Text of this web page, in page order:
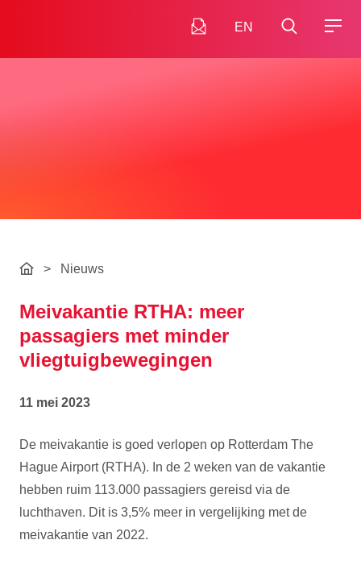
EN
> Nieuws
Meivakantie RTHA: meer
passagiers met minder
vliegtuigbewegingen
11 mei 2023
De meivakantie is goed verlopen op Rotterdam The
Hague Airport (RTHA). In de 2 weken van de vakantie
hebben ruim 113.000 passagiers gereisd via de
luchthaven. Dit is 3,5% meer in vergelijking met de
meivakantie van 2022.